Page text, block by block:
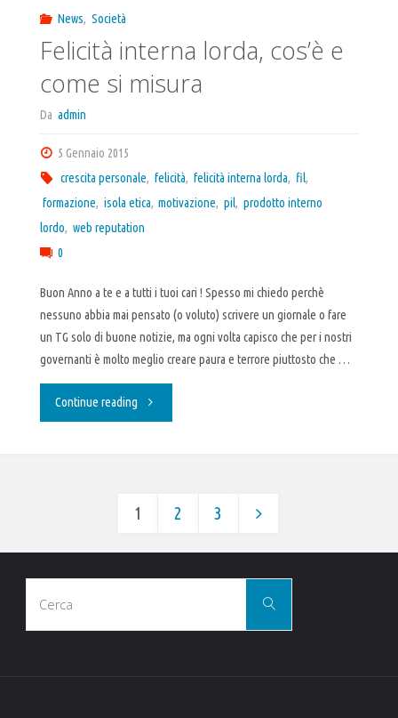
News, Società
Felicità interna lorda, cos’è e
come si misura
Da admin
5 Gennaio 2015
crescita personale, felicità, felicità interna lorda, fil,
formazione, isola etica, motivazione, pil, prodotto interno
lordo, web reputation
0
Buon Anno a te e a tutti i tuoi cari ! Spesso mi chiedo perchè
nessuno abbia mai pensato (o voluto) scrivere un giornale o fare
un TG solo di buone notizie, ma ogni volta capisco che per i nostri
governanti è molto meglio creare paura e terrore piuttosto che …
Continue reading "Felicità
cos’è
e
si
Paginazione
degli
1 2 3
Cerca